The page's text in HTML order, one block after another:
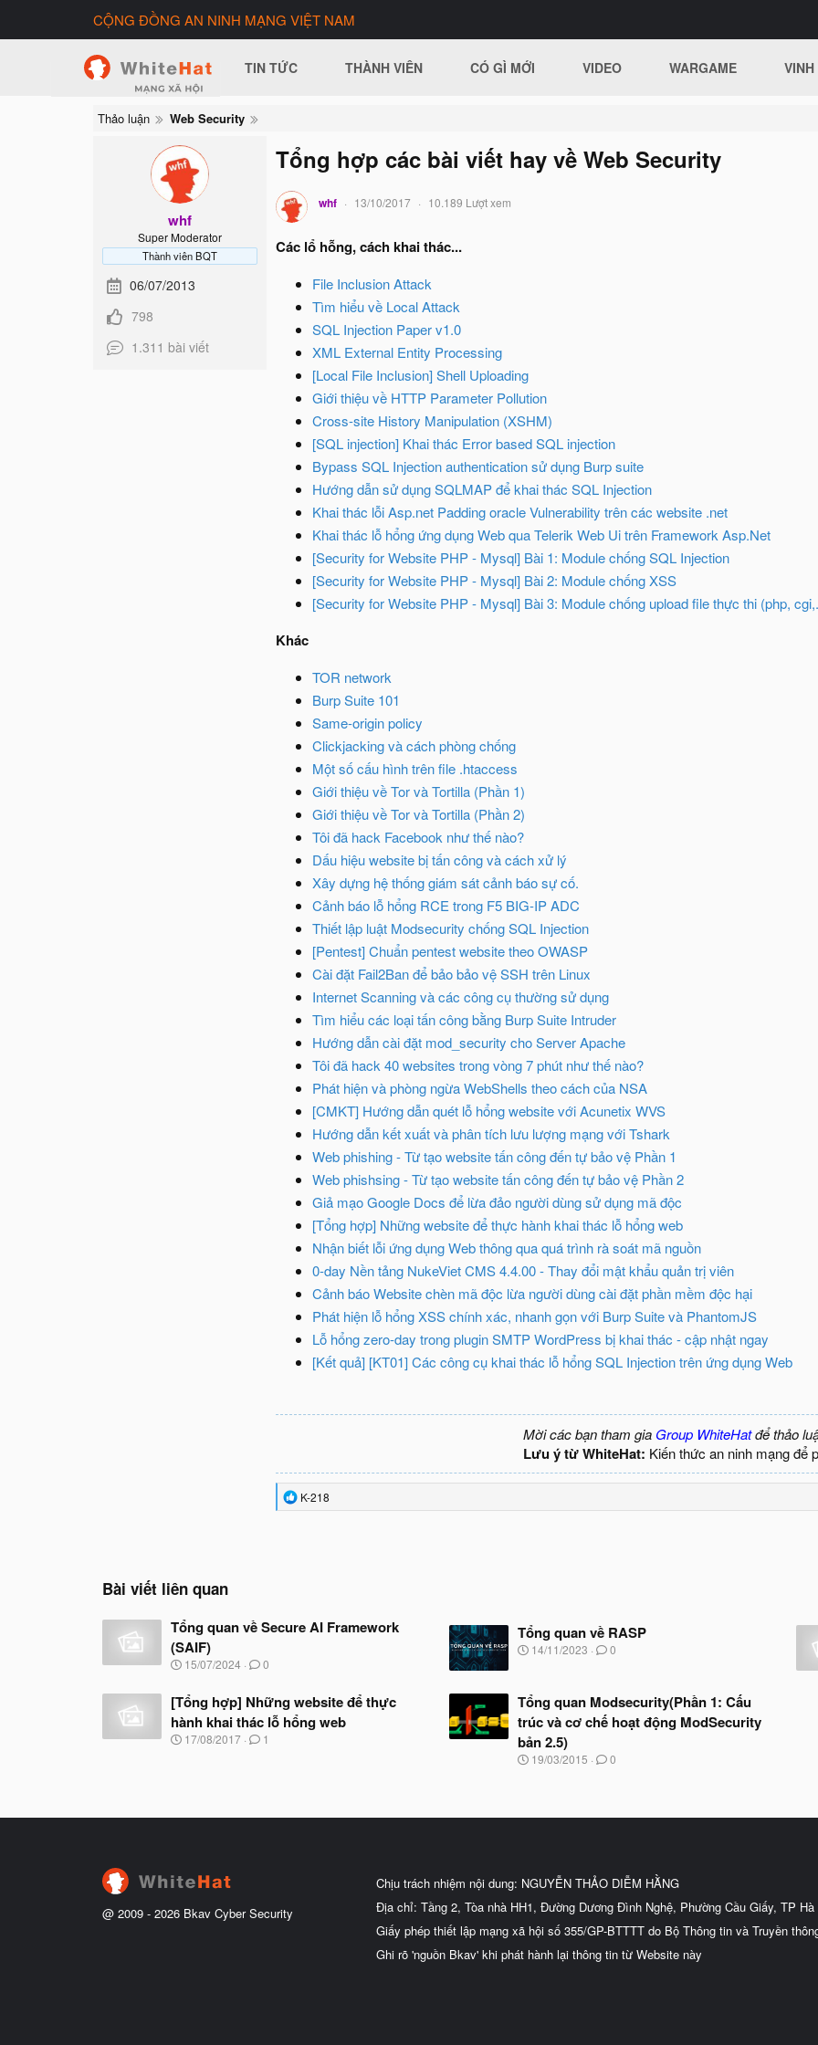
CỘNG ĐỒNG AN NINH MẠNG VIỆT NAM
TIN TỨC THÀNH VIÊN CÓ GÌ MỚI VIDEO WARGAME
Thảo luận Web Security
whf
Super Moderator
Thành viên BQT
06/07/2013
798
1.311 bài viết
Tổng hợp các bài viết hay về Web Security
whf 13/10/2017 10.189 Lượt xem
Các lổ hỗng, cách khai thác...
File Inclusion Attack
Tìm hiểu về Local Attack
SQL Injection Paper v1.0
XML External Entity Processing
[Local File Inclusion] Shell Uploading
Giới thiệu về HTTP Parameter Pollution
Cross-site History Manipulation (XSHM)
[SQL injection] Khai thác Error based SQL injection
Bypass SQL Injection authentication sử dụng Burp suite
Hướng dẫn sử dụng SQLMAP để khai thác SQL Injection
Khai thác lỗi Asp.net Padding oracle Vulnerability trên các website .net
Khai thác lỗ hổng ứng dụng Web qua Telerik Web Ui trên Framework Asp.Net
[Security for Website PHP - Mysql] Bài 1: Module chống SQL Injection
[Security for Website PHP - Mysql] Bài 2: Module chống XSS
[Security for Website PHP - Mysql] Bài 3: Module chống upload file thực thi (php,
Khác
TOR network
Burp Suite 101
Same-origin policy
Clickjacking và cách phòng chống
Một số cấu hình trên file .htaccess
Giới thiệu về Tor và Tortilla (Phần 1)
Giới thiệu về Tor và Tortilla (Phần 2)
Tôi đã hack Facebook như thế nào?
Dấu hiệu website bị tấn công và cách xử lý
Xây dựng hệ thống giám sát cảnh báo sự cố.
Cảnh báo lỗ hổng RCE trong F5 BIG-IP ADC
Thiết lập luật Modsecurity chống SQL Injection
[Pentest] Chuẩn pentest website theo OWASP
Cài đặt Fail2Ban để bảo bảo vệ SSH trên Linux
Internet Scanning và các công cụ thường sử dụng
Tìm hiểu các loại tấn công bằng Burp Suite Intruder
Hướng dẫn cài đặt mod_security cho Server Apache
Tôi đã hack 40 websites trong vòng 7 phút như thế nào?
Phát hiện và phòng ngừa WebShells theo cách của NSA
[CMKT] Hướng dẫn quét lỗ hổng website với Acunetix WVS
Hướng dẫn kết xuất và phân tích lưu lượng mạng với Tshark
Web phishing - Từ tạo website tấn công đến tự bảo vệ Phần 1
Web phishsing - Từ tạo website tấn công đến tự bảo vệ Phần 2
Giả mạo Google Docs để lừa đảo người dùng sử dụng mã độc
[Tổng hợp] Những website để thực hành khai thác lỗ hổng web
Nhận biết lỗi ứng dụng Web thông qua quá trình rà soát mã nguồn
0-day Nền tảng NukeViet CMS 4.4.00 - Thay đổi mật khẩu quản trị viên
Cảnh báo Website chèn mã độc lừa người dùng cài đặt phần mềm độc hại
Phát hiện lỗ hổng XSS chính xác, nhanh gọn với Burp Suite và PhantomJS
Lỗ hổng zero-day trong plugin SMTP WordPress bị khai thác - cập nhật ngay
[Kết quả] [KT01] Các công cụ khai thác lỗ hổng SQL Injection trên ứng dụng Web
Mời các bạn tham gia Group WhiteHatđể thảo
Lưu ý từ WhiteHat: Kiến thức an ninh mạng để
R
e
:
K-218
Bài viết liên quan
Tổng quan về Secure AI Framework
(SAIF)
N
à
y
b
ắ
15/07/2024 0
Tổng quan về RASP
N
y
b
ắ
t
đ
ầ
14/11/2023 0
[Tổng hợp] Những website để thực
hành khai thác lỗ hổng web
N
17/08/2017 1
Tổng quan Modsecurity(Phần 1: Cấu
trúc và cơ chế hoạt động ModSecurity
bản 2.5)
N
b
u
19/03/2015 0
@ 2009 - 2026 Bkav Cyber Security
Chịu trách nhiệm nội dung: NGUYỄN THẢO DIỄM HẰNG
Địa chỉ: Tầng 2, Tòa nhà HH1, Đường Dương Đình Nghệ, Phường Cầu Giấy, TP Hà
Giấy phép thiết lập mạng xã hội số 355/GP-BTTTT do Bộ Thông tin và Truyền
Ghi rõ 'nguồn Bkav' khi phát hành lại thông tin từ Website này